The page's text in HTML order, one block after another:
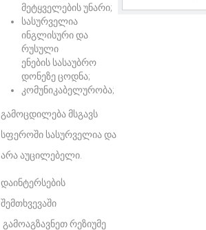
მეტყველების უნარი;
სასურველია
ინგლისური და
რუსული
ენების სასაუბრო
დონეზე ცოდნა;
კომუნიკაბელურობა;
გამოცდილება მსგავს
სფეროში სასურველია და
არა აუცილებელი.
დაინტერსების
შემთხვევაში
გამოაგზავნეთ რეზიუმე